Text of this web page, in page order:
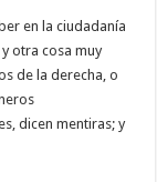
en la ciudadanía
otra cosa muy
de la derecha, o
dicen mentiras; y